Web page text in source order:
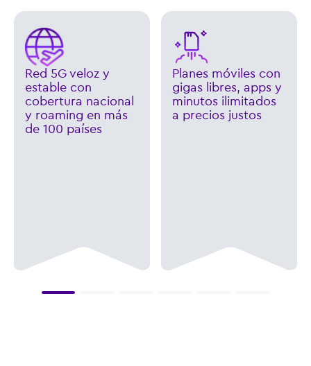
Red 5G veloz y
estable con
cobertura nacional
y roaming en más
de 100 países
Planes móviles con
gigas libres, apps y
minutos ilimitados
a precios justos